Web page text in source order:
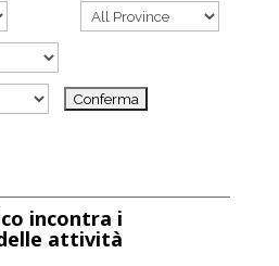
incontra i
attività